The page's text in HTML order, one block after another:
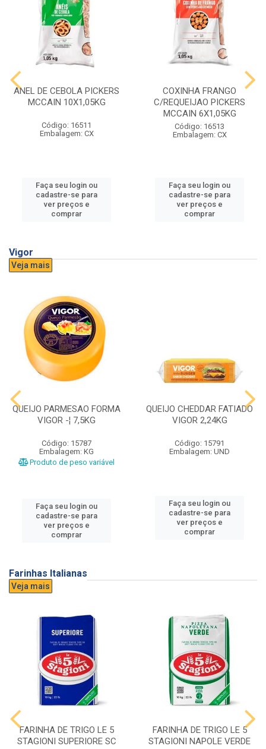
ANEL DE CEBOLA PICKERS
MCCAIN 10X1,05KG
Código: 16511
Embalagem: CX
Faça seu login ou
cadastre-se para
ver preços e
comprar
COXINHA FRANGO
C/REQUEIJAO PICKERS
MCCAIN 6X1,05KG
Código: 16513
Embalagem: CX
Faça seu login ou
cadastre-se para
ver preços e
comprar
Vigor
Veja mais
QUEIJO PARMESAO FORMA
VIGOR -¦ 7,5KG
Código: 15787
Embalagem: KG
Produto de peso variável
Faça seu login ou
cadastre-se para
ver preços e
comprar
QUEIJO CHEDDAR FATIADO
VIGOR 2,24KG
Código: 15791
Embalagem: UND
Faça seu login ou
cadastre-se para
ver preços e
comprar
Farinhas Italianas
Veja mais
FARINHA DE TRIGO LE 5
STAGIONI SUPERIORE SC
FARINHA DE TRIGO LE 5
STAGIONI NAPOLE VERDE